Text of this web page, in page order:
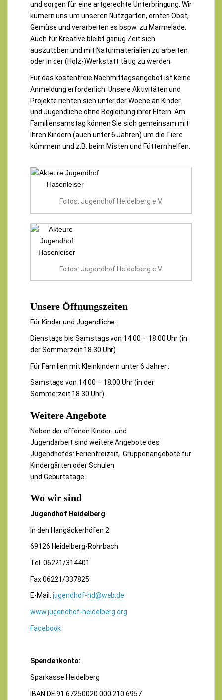
und sorgen für eine artgerechte Unterbringung. Wir
kümern uns um unseren Nutzgarten, ernten Obst,
Gemüse und verarbeiten es bspw. zu Marmelade.
Auch für Kreative bleibt genug Zeit sich
auszutoben und mit Naturmaterialien zu arbeiten
oder in der (Holz-)Werkstatt tätig zu werden.
Für das kostenfreie Nachmittagsangebot ist keine
Anmeldung erforderlich. Unsere Aktivitäten und
Projekte richten sich unter der Woche an Kinder
und Jugendliche ohne Begleitung ihrer Eltern. Am
Familiensamstag können Sie sich gemeinsam mit
Ihren Kindern (auch unter 6 Jahren) um die Tiere
kümmern und z.B. beim Misten und Füttern helfen.
Fotos: Jugendhof Heidelberg e.V.
Fotos: Jugendhof Heidelberg e.V.
Unsere Öffnungszeiten
Für Kinder und Jugendliche:
Dienstags bis Samstags von 14.00 – 18.00 Uhr (in
der Sommerzeit 18.30 Uhr)
Für Familien mit Kleinkindern unter 6 Jahren:
Samstags von 14.00 – 18.00 Uhr (in der
Sommerzeit 18.30 Uhr).
Weitere Angebote
Neben der offenen Kinder- und
Jugendarbeit sind weitere Angebote des
Jugendhofes: Ferienfreizeit, Gruppenangebote für
Kindergärten oder Schulen
und Geburtstage.
Wo wir sind
Jugendhof Heidelberg
In den Hangäckerhöfen 2
69126 Heidelberg-Rohrbach
Tel. 06221/314401
Fax 06221/337825
E-Mail: jugendhof-hd@web.de
www.jugendhof-heidelberg.org
Facebook
Spendenkonto:
Sparkasse Heidelberg
IBAN DE 91 67250020 000 210 6957